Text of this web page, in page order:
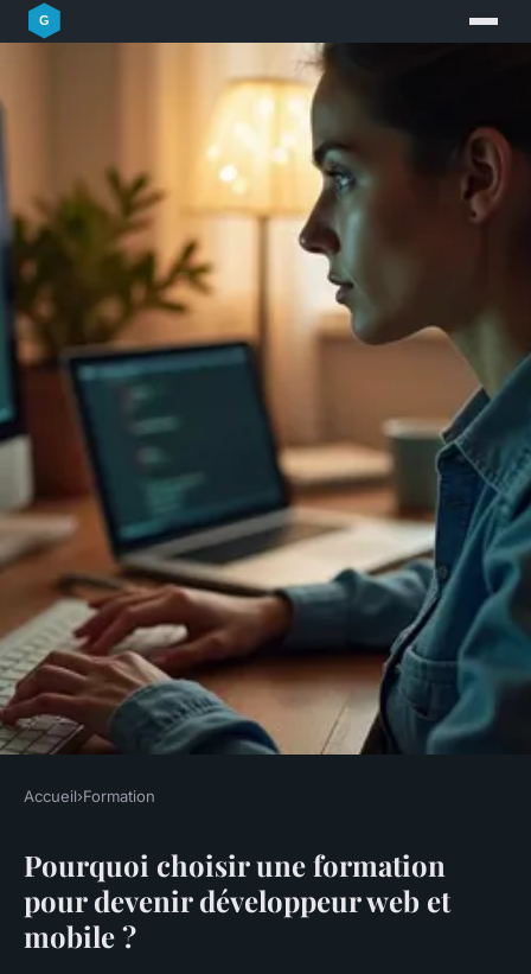
Devenir développeur web et
mobile : boostez vos
compétences !
Accueil›Formation
Pourquoi choisir une formation
pour devenir développeur web et
mobile ?